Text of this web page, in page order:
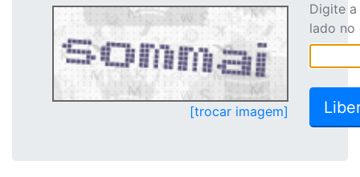
[trocar imagem]
Digite
lado no